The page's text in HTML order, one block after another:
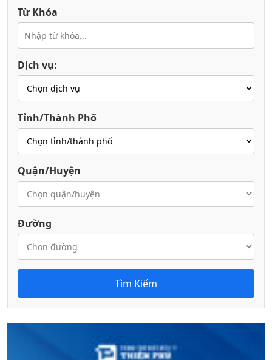
Từ Khóa
Dịch vụ:
Tỉnh/Thành Phố
Quận/Huyện
Đường
Tìm Kiếm